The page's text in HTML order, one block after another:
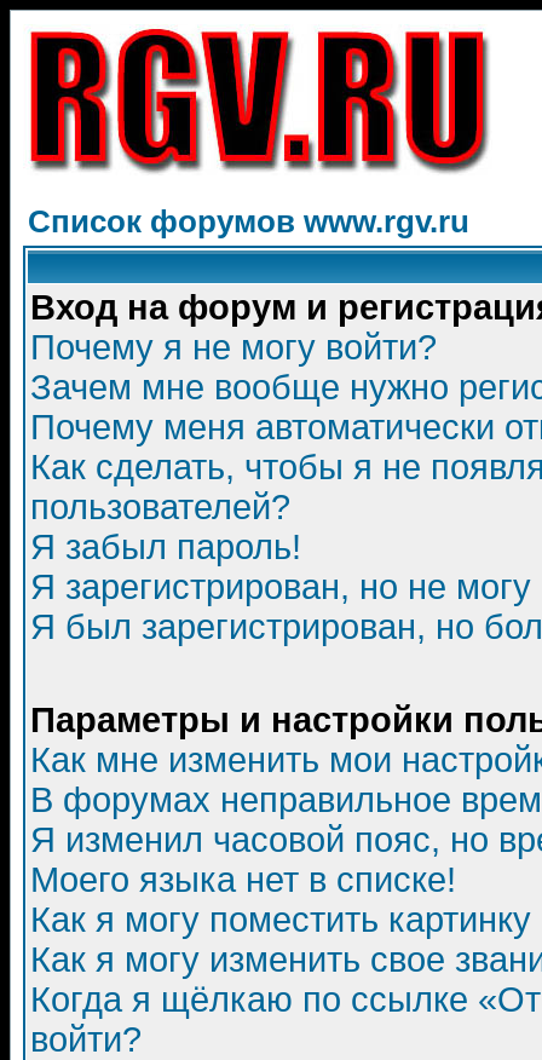
Список форумов www.rgv.ru
Вход на форум и
Почему я не могу войти?
Зачем мне вообще нужно
Почему меня автоматически
Как сделать, чтобы я не
пользователей?
Я забыл пароль!
Я зарегистрирован, но не могу
Я был зарегистрирован, но
Параметры и настройки
Как мне изменить мои
В форумах неправильное
Я изменил часовой пояс, но
Моего языка нет в списке!
Как я могу поместить
Как я могу изменить свое
Когда я щёлкаю по ссылке
войти?